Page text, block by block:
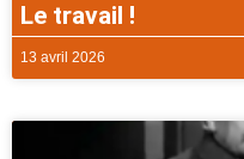
Le travail !
13 avril 2026